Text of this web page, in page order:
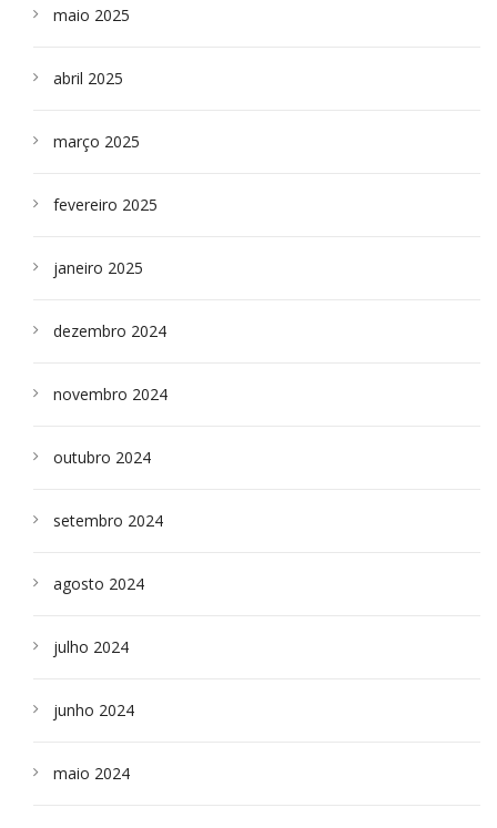
maio 2025
abril 2025
março 2025
fevereiro 2025
janeiro 2025
dezembro 2024
novembro 2024
outubro 2024
setembro 2024
agosto 2024
julho 2024
junho 2024
maio 2024